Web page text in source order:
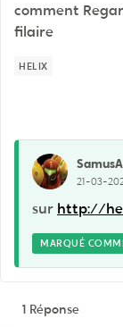
comment
filaire
HELIX
21-03-
sur http://
MARQUÉ
1 Réponse